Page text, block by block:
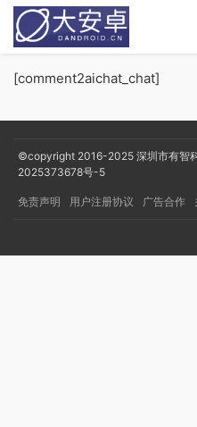
[comment2aichat_chat]
©copyright 2016-2025 深圳市有智
2025373678号-5
免责声明 用户注册协议 广告合作